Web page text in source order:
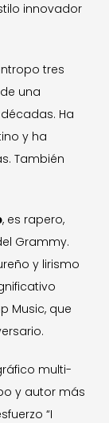
innovador
tres
una
Ha
y ha
También
, es rapero,
Grammy.
y lirismo
Music, que
multi-
y autor más
“I